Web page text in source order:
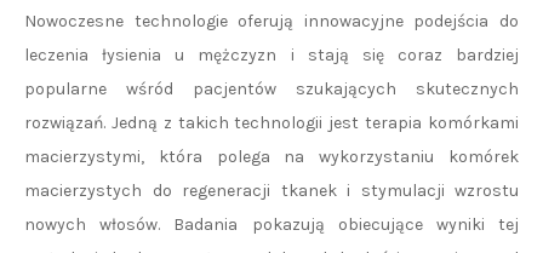
Nowoczesne technologie oferują innowacyjne podejścia do
leczenia łysienia u mężczyzn i stają się coraz bardziej
popularne wśród pacjentów szukających skutecznych
rozwiązań. Jedną z takich technologii jest terapia komórkami
macierzystymi, która polega na wykorzystaniu komórek
macierzystych do regeneracji tkanek i stymulacji wzrostu
nowych włosów. Badania pokazują obiecujące wyniki tej